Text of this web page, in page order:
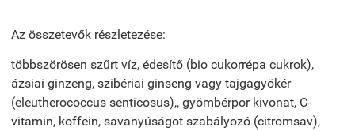
Az összetevők részletezése:
többszörösen szűrt víz, édesítő (bio cukorrépa cukrok),
ázsiai ginzeng, szibériai ginseng vagy tajgagyökér
(eleutherococcus senticosus),, gyömbérpor kivonat, C-
vitamin, koffein, savanyúságot szabályozó (citromsav),